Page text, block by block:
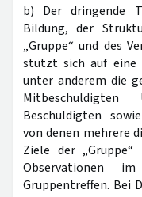
b) Der dringende
Bildung, der
„Gruppe“ und des
stützt sich auf eine
unter anderem die
Beschuldigten
von denen mehrere
Ziele der
Observationen
Gruppentreffen. Bei